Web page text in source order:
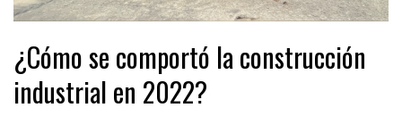
¿Cómo se comportó la construcción
industrial en 2022?